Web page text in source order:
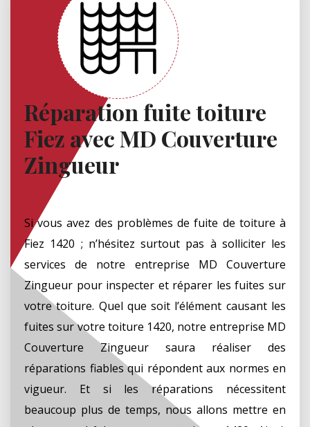
Réparation fuite toiture
Fiez avec MD Couverture
Zingueur
Si vous avez des problèmes de fuite de toiture à
Fiez 1420 ; n’hésitez surtout pas à solliciter les
services de notre entreprise MD Couverture
Zingueur pour inspecter et réparer les fuites sur
votre toiture. Quel que soit l’élément causant les
fuites sur votre toiture 1420, notre entreprise MD
Couverture Zingueur saura réaliser des
réparations fiables qui répondent aux normes en
vigueur. Et si les réparations nécessitent
beaucoup plus de temps, nous allons mettre en